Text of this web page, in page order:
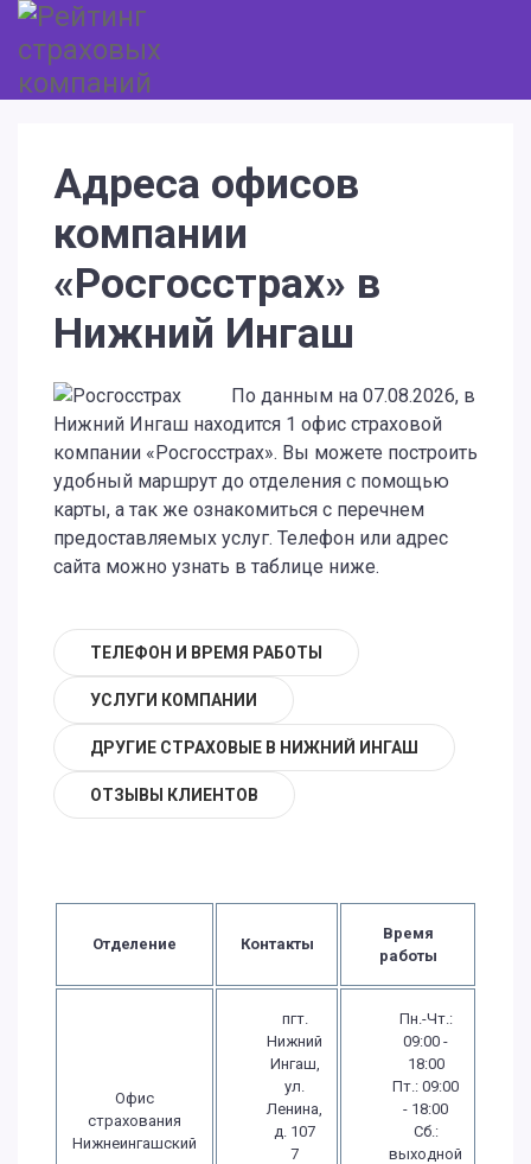
Адреса офисов
компании
«Росгосстрах» в
Нижний Ингаш
По данным на 07.08.2026, в
Нижний Ингаш находится 1 офис страховой
компании «Росгосстрах». Вы можете построить
удобный маршрут до отделения с помощью
карты, а так же ознакомиться с перечнем
предоставляемых услуг. Телефон или адрес
сайта можно узнать в таблице ниже.
ТЕЛЕФОН И ВРЕМЯ РАБОТЫ
УСЛУГИ КОМПАНИИ
ДРУГИЕ СТРАХОВЫЕ В НИЖНИЙ ИНГАШ
ОТЗЫВЫ КЛИЕНТОВ
Отделение Контакты
Время
работы
Офис
страхования
Нижнеингашский
пгт.
Нижний
Ингаш,
ул.
Ленина,
д. 107
7
Пн.-Чт.:
09:00 -
18:00
Пт.: 09:00
- 18:00
Сб.:
выходной